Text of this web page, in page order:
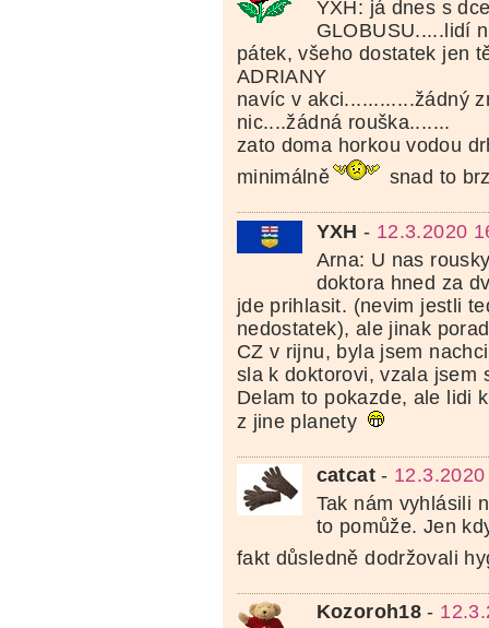
YXH: já dnes s
GLOBUSU.....lidí
pátek, všeho dostatek jen
ADRIANY
navíc v akci............žádný
nic....žádná rouška.......
zato doma horkou vodou
minimálně
snad to
YXH - 12.3.2020
Arna: U nas
doktora hned za
jde prihlasit. (nevim jestli
nedostatek), ale jinak
CZ v rijnu, byla jsem
sla k doktorovi, vzala jsem
Delam to pokazde, ale lidi
z jine planety
catcat-
Tak nám vyhlásili
to pomůže. Jen
fakt důsledně dodržovali
Kozoroh18 -